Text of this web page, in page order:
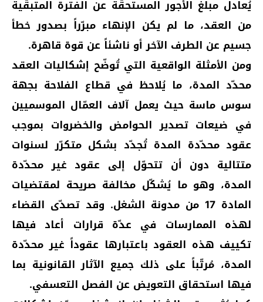
يُعادل مبلغ الأجور المستحقّة عن الفترة المتبقّية
من العقد، ما لم يكن الإنهاء مبرّراً بصدور خطأ
جسيم عن الطرف الآخر أو ناشئاً عن قوة قاهرة.
ومن الأمثلة الواقعية التي تُوضّح إشكاليات العقد
محدّد المدة، ما يُلاحظ في قطاع الفلاحة بجهة
سوس ماسة حيث يعمل آلاف العمّال الموسميين
في ضيعات تصدير الحوامض والخضروات بموجب
عقود محدّدة المدة تُجدّد بشكل متكرّر لسنوات
متتالية دون أن تتحوّل إلى عقود غير محدّدة
المدة، وهو ما يُشكّل مخالفة صريحة لمقتضيات
المادة 17 من مدونة الشغل. وقد تصدّى القضاء
لهذه الممارسات في عدّة قرارات أعاد فيها
تكييف هذه العقود باعتبارها عقوداً غير محدّدة
المدة، مُرتّباً على ذلك جميع الآثار القانونية بما
فيها استحقاق التعويض عن الفصل التعسفي.